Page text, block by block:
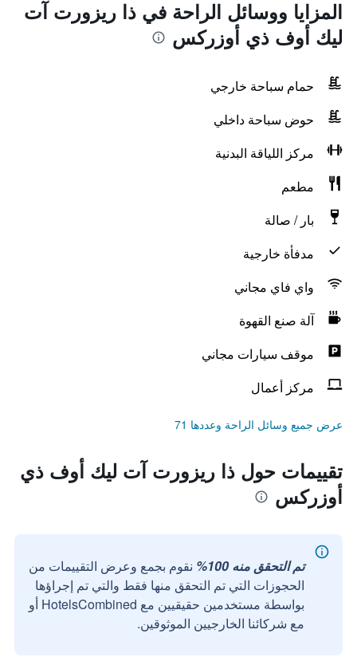
المزايا ووسائل الراحة في ذا ريزورت آت
ليك أوف ذي أوزركس
حمام سباحة خارجي
حوض سباحة داخلي
مركز اللياقة البدنية
مطعم
بار / صالة
مدفأة خارجية
واي فاي مجاني
آلة صنع القهوة
موقف سيارات مجاني
مركز أعمال
عرض جميع وسائل الراحة وعددها 71
تقييمات حول ذا ريزورت آت ليك أوف ذي
أوزركس
تم التحقق منه 100%
نقوم بجمع وعرض التقييمات من
الحجوزات التي تم التحقق منها فقط والتي تم إجراؤها
بواسطة مستخدمين حقيقيين مع HotelsCombined أو
مع شركائنا الخارجيين الموثوقين.